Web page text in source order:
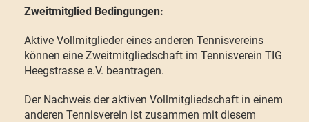
Zweitmitglied Bedingungen:
Aktive Vollmitglieder eines anderen Tennisvereins
können eine Zweitmitgliedschaft im Tennisverein TIG
Heegstrasse e.V. beantragen.
Der Nachweis der aktiven Vollmitgliedschaft in einem
anderen Tennisverein ist zusammen mit diesem